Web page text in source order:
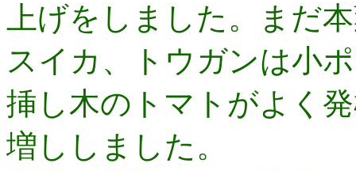
上げをしました。まだ
スイカ、トウガンは小
挿し木のトマトがよく
増ししました。